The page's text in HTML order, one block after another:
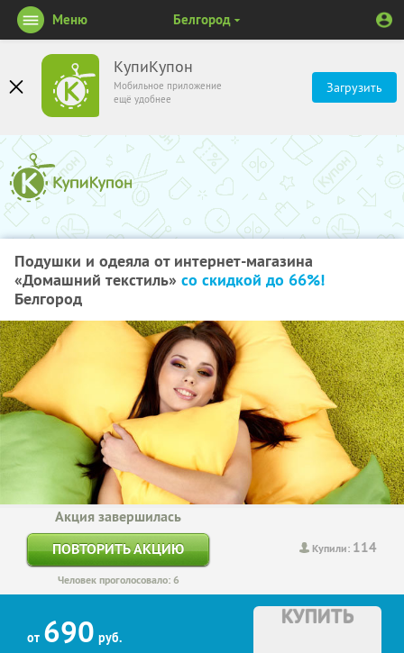
КупиКупон
Мобильное приложение
ещё удобнее
Загрузить
Меню Белгород
Подушки и одеяла от интернет-магазина
«Домашний текстиль» со скидкой до 66%!
Белгород
Купили: 114
Акция завершилась
ПОВТОРИТЬ АКЦИЮ
Человек проголосовало: 6
от 690 руб.
КУПИТЬ